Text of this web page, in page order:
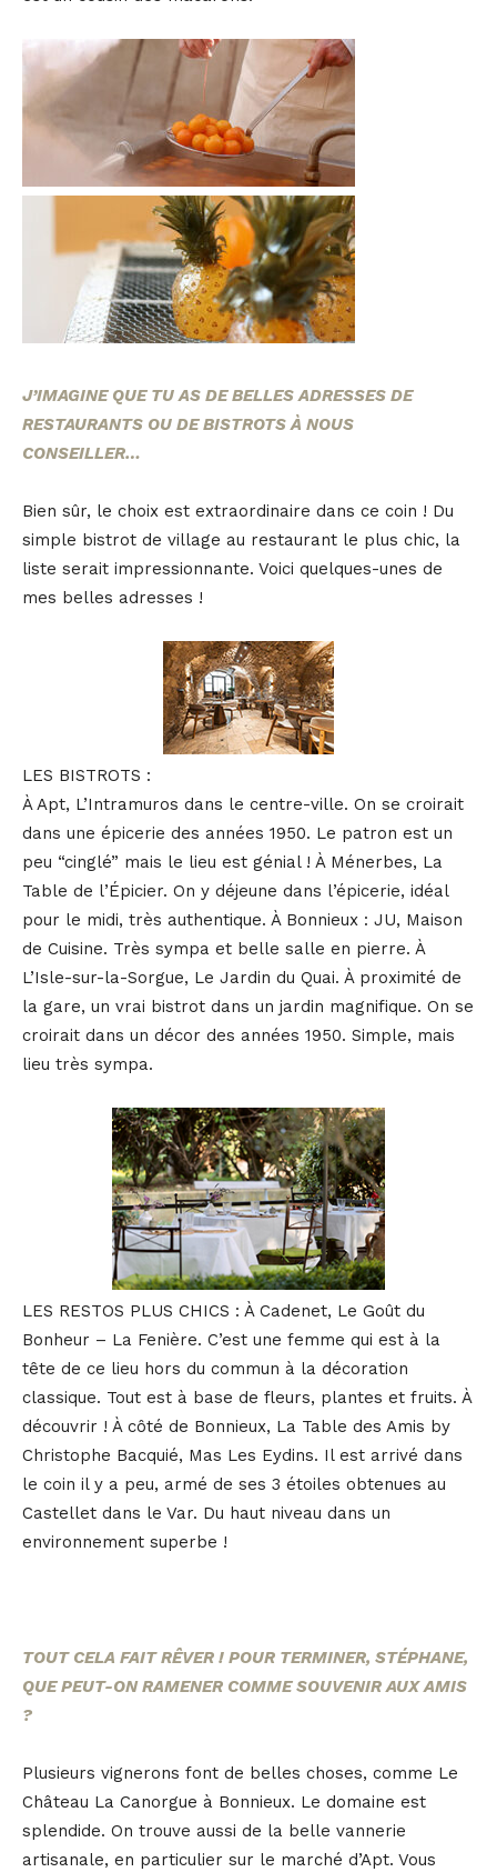
J’IMAGINE QUE TU AS DE BELLES ADRESSES DE
RESTAURANTS OU DE BISTROTS À NOUS
CONSEILLER…
Bien sûr, le choix est extraordinaire dans ce coin ! Du
simple bistrot de village au restaurant le plus chic, la
liste serait impressionnante. Voici quelques-unes de
mes belles adresses !
LES BISTROTS :
À Apt, L’Intramuros dans le centre-ville. On se croirait
dans une épicerie des années 1950. Le patron est un
peu “cinglé” mais le lieu est génial ! À Ménerbes, La
Table de l’Épicier. On y déjeune dans l’épicerie, idéal
pour le midi, très authentique. À Bonnieux : JU, Maison
de Cuisine. Très sympa et belle salle en pierre. À
L’Isle-sur-la-Sorgue, Le Jardin du Quai. À proximité de
la gare, un vrai bistrot dans un jardin magnifique. On se
croirait dans un décor des années 1950. Simple, mais
lieu très sympa.
LES RESTOS PLUS CHICS : À Cadenet, Le Goût du
Bonheur – La Fenière. C’est une femme qui est à la
tête de ce lieu hors du commun à la décoration
classique. Tout est à base de fleurs, plantes et fruits. À
découvrir ! À côté de Bonnieux, La Table des Amis by
Christophe Bacquié, Mas Les Eydins. Il est arrivé dans
le coin il y a peu, armé de ses 3 étoiles obtenues au
Castellet dans le Var. Du haut niveau dans un
environnement superbe !
TOUT CELA FAIT RÊVER ! POUR TERMINER, STÉPHANE,
QUE PEUT-ON RAMENER COMME SOUVENIR AUX AMIS
?
Plusieurs vignerons font de belles choses, comme Le
Château La Canorgue à Bonnieux. Le domaine est
splendide. On trouve aussi de la belle vannerie
artisanale, en particulier sur le marché d’Apt. Vous